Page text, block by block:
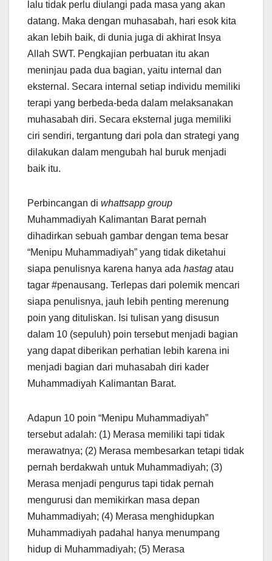
lalu tidak perlu diulangi pada masa yang akan
datang. Maka dengan muhasabah, hari esok kita
akan lebih baik, di dunia juga di akhirat Insya
Allah SWT. Pengkajian perbuatan itu akan
meninjau pada dua bagian, yaitu internal dan
eksternal. Secara internal setiap individu memiliki
terapi yang berbeda-beda dalam melaksanakan
muhasabah diri. Secara eksternal juga memiliki
ciri sendiri, tergantung dari pola dan strategi yang
dilakukan dalam mengubah hal buruk menjadi
baik itu.
Perbincangan di whattsapp group
Muhammadiyah Kalimantan Barat pernah
dihadirkan sebuah gambar dengan tema besar
“Menipu Muhammadiyah” yang tidak diketahui
siapa penulisnya karena hanya ada hastag atau
tagar #penausang. Terlepas dari polemik mencari
siapa penulisnya, jauh lebih penting merenung
poin yang dituliskan. Isi tulisan yang disusun
dalam 10 (sepuluh) poin tersebut menjadi bagian
yang dapat diberikan perhatian lebih karena ini
menjadi bagian dari muhasabah diri kader
Muhammadiyah Kalimantan Barat.
Adapun 10 poin “Menipu Muhammadiyah”
tersebut adalah: (1) Merasa memiliki tapi tidak
merawatnya; (2) Merasa membesarkan tetapi tidak
pernah berdakwah untuk Muhammadiyah; (3)
Merasa menjadi pengurus tapi tidak pernah
mengurusi dan memikirkan masa depan
Muhammadiyah; (4) Merasa menghidupkan
Muhammadiyah padahal hanya menumpang
hidup di Muhammadiyah; (5) Merasa